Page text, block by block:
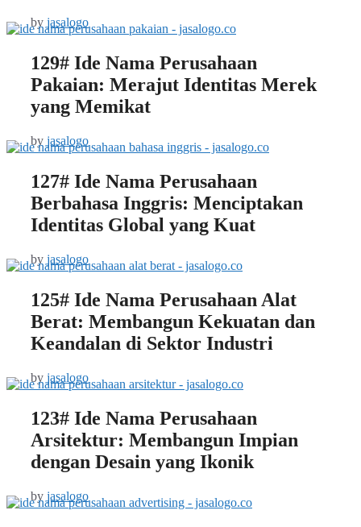
by jasalogo
129# Ide Nama Perusahaan
Pakaian: Merajut Identitas Merek
yang Memikat
by jasalogo
127# Ide Nama Perusahaan
Berbahasa Inggris: Menciptakan
Identitas Global yang Kuat
by jasalogo
125# Ide Nama Perusahaan Alat
Berat: Membangun Kekuatan dan
Keandalan di Sektor Industri
by jasalogo
123# Ide Nama Perusahaan
Arsitektur: Membangun Impian
dengan Desain yang Ikonik
by jasalogo